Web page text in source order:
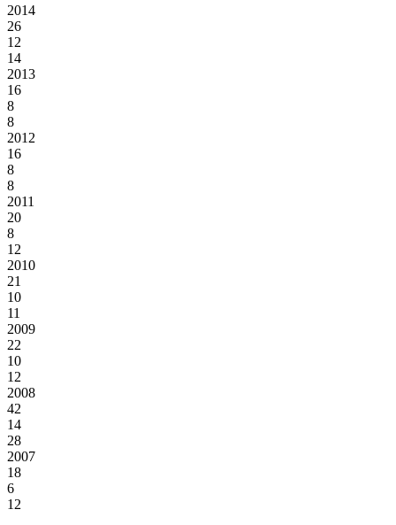
2014
26
12
14
2013
16
8
8
2012
16
8
8
2011
20
8
12
2010
21
10
11
2009
22
10
12
2008
42
14
28
2007
18
6
12